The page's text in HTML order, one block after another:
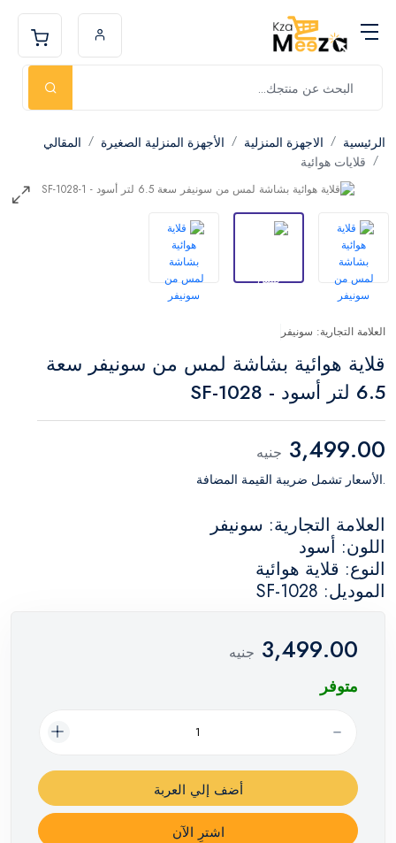
الرئيسية الاجهزة المنزلية الأجهزة المنزلية الصغيرة
المقالي
قلايات هوائية
العلامة التجارية: سونيفر
قلاية هوائية بشاشة لمس من سونيفر سعة
6.5 لتر أسود - SF-1028
3,499.00 جنيه
.الأسعار تشمل ضريبة القيمة المضافة
العلامة التجارية: سونيفر
اللون: أسود
النوع: قلاية هوائية
الموديل: SF-1028
3,499.00 جنيه
متوفر
أضف إلي العربة
اشترِ الآن